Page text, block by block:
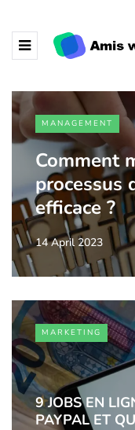
MANAGEMENT
Comment
processus
efficace ?
14 April 2023
MARKETING
9 JOBS EN
PAYPAL ET